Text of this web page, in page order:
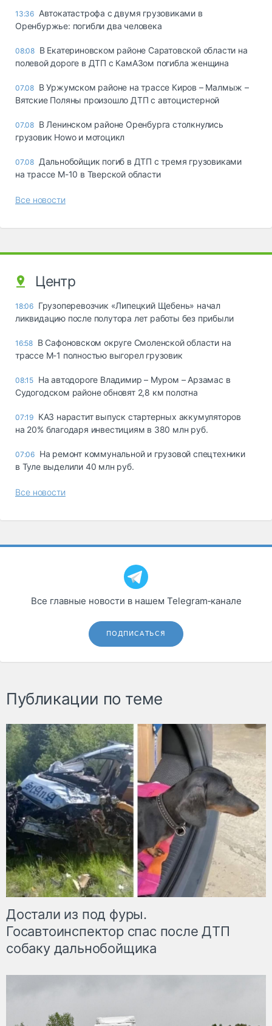
13:36 Автокатастрофа с двумя грузовиками в
Оренбуржье: погибли два человека
08:08 В Екатериновском районе Саратовской области на
полевой дороге в ДТП с КамАЗом погибла женщина
07.08 В Уржумском районе на трассе Киров – Малмыж –
Вятские Поляны произошло ДТП с автоцистерной
07.08 В Ленинском районе Оренбурга столкнулись
грузовик Howo и мотоцикл
07.08 Дальнобойщик погиб в ДТП с тремя грузовиками
на трассе М-10 в Тверской области
Все новости
Центр
18:06 Грузоперевозчик «Липецкий Щебень» начал
ликвидацию после полутора лет работы без прибыли
16:58 В Сафоновском округе Смоленской области на
трассе М-1 полностью выгорел грузовик
08:15 На автодороге Владимир – Муром – Арзамас в
Судогодском районе обновят 2,8 км полотна
07:19 КАЗ нарастит выпуск стартерных аккумуляторов
на 20% благодаря инвестициям в 380 млн руб.
07:06 На ремонт коммунальной и грузовой спецтехники
в Туле выделили 40 млн руб.
Все новости
Все главные новости в нашем Telegram‑канале
ПОДПИСАТЬСЯ
Публикации по теме
Достали из под фуры.
Госавтоинспектор спас после ДТП
собаку дальнобойщика